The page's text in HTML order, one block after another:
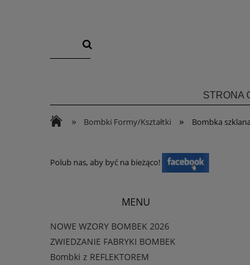
STRONA
» Bombki Formy/Kształtki »
Bombka szklana
Polub nas, aby być na bieżąco!
MENU
NOWE WZORY BOMBEK 2026
ZWIEDZANIE FABRYKI BOMBEK
Bombki z REFLEKTOREM